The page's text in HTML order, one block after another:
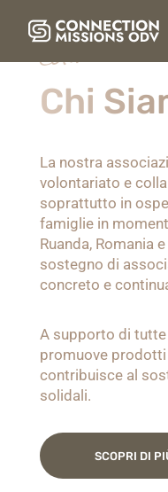
connection
Chi
La nostra
volontariato e
soprattutto in
famiglie in
Ruanda, Romania
sostegno di
concreto e
A supporto di
promuove
contribuisce al
solidali.
SCOPRI DI